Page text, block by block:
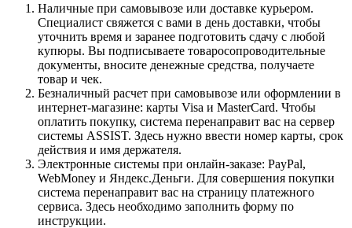
Наличные при самовывозе или доставке курьером.
Специалист свяжется с вами в день доставки, чтобы
уточнить время и заранее подготовить сдачу с любой
купюры. Вы подписываете товаросопроводительные
документы, вносите денежные средства, получаете
товар и чек.
Безналичный расчет при самовывозе или оформлении в
интернет-магазине: карты Visa и MasterCard. Чтобы
оплатить покупку, система перенаправит вас на сервер
системы ASSIST. Здесь нужно ввести номер карты, срок
действия и имя держателя.
Электронные системы при онлайн-заказе: PayPal,
WebMoney и Яндекс.Деньги. Для совершения покупки
система перенаправит вас на страницу платежного
сервиса. Здесь необходимо заполнить форму по
инструкции.